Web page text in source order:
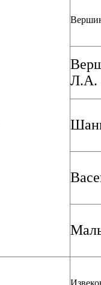
Л.А.